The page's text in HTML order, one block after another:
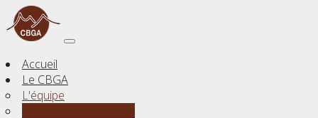
Accueil
Le CBGA
L'équipe